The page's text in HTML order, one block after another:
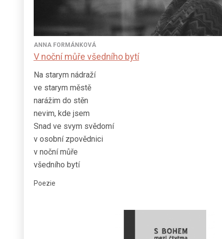
ANNA FORMÁNKOVÁ
V noční můře všedního bytí
Na starym nádraží
ve starym městě
narážim do stěn
nevim, kde jsem
Snad ve svym svědomí
v osobní zpovědnici
v noční můře
všedního bytí
Poezie